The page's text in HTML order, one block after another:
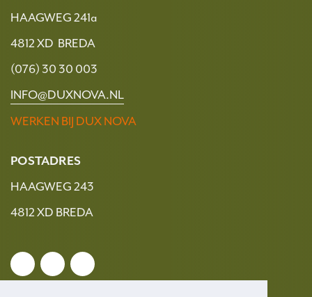
HAAGWEG 241a
4812 XD BREDA
(076) 30 30 003
INFO@DUXNOVA.NL
WERKEN BIJ DUX NOVA
POSTADRES
HAAGWEG 243
4812 XD BREDA